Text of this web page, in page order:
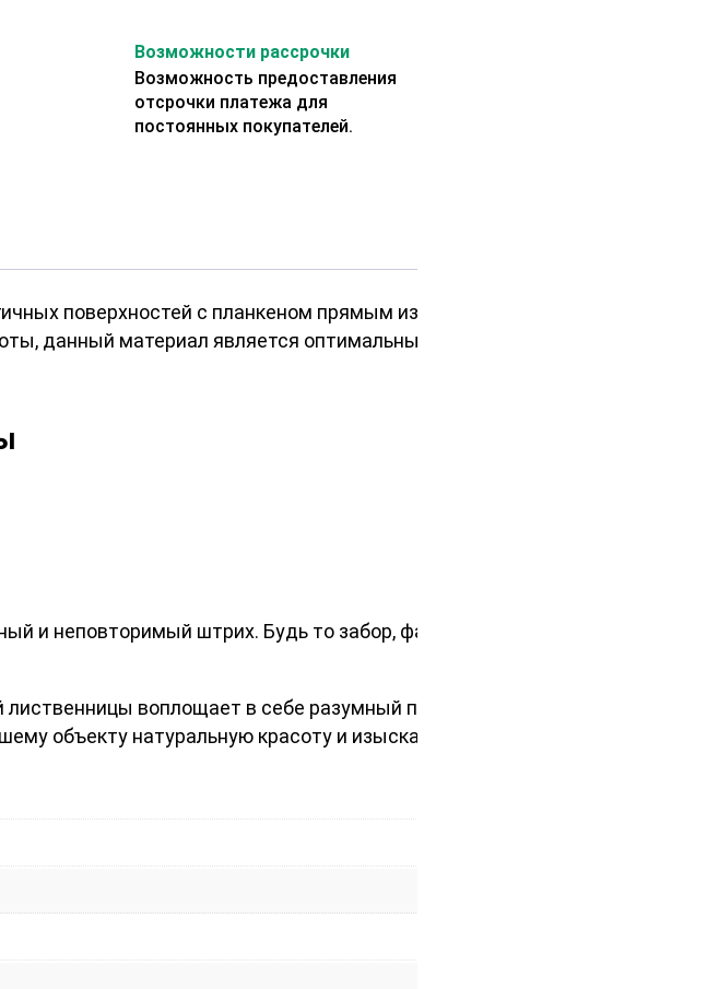
Возможности рассрочки
Возможность предоставления
отсрочки платежа для
постоянных покупателей.
поверхностей с планкеном прямым из лиственницы
данный материал является оптимальным решением
и неповторимый штрих. Будь то забор, фасад здания
воплощает в себе разумный подход к
объекту натуральную красоту и изысканность на